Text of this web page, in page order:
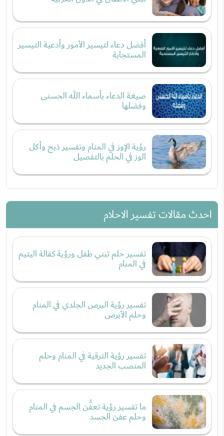
أفضل دعاء لتيسير الأمور وأدعية التيسير
المستجابة
صيغة الدعاء بأسماء الله الحسنى
وفضلها
رؤية الإوز في المنام وتفسير ذبح وأكل
الوز في الحلم بالتفصيل
احدث مقالات تفسير الاحلام
تفسير حلم تبني طفل ورؤية كفالة اليتيم
في المنام
تفسير رؤية البرص الجلدي في المنام
وحلم الأبرص
تفسير رؤية الترقية في المنام وحلم
المنصب الجديد
ما تفسير رؤية تعفُّن الجسم في المنام
وحلم عفن الجسد